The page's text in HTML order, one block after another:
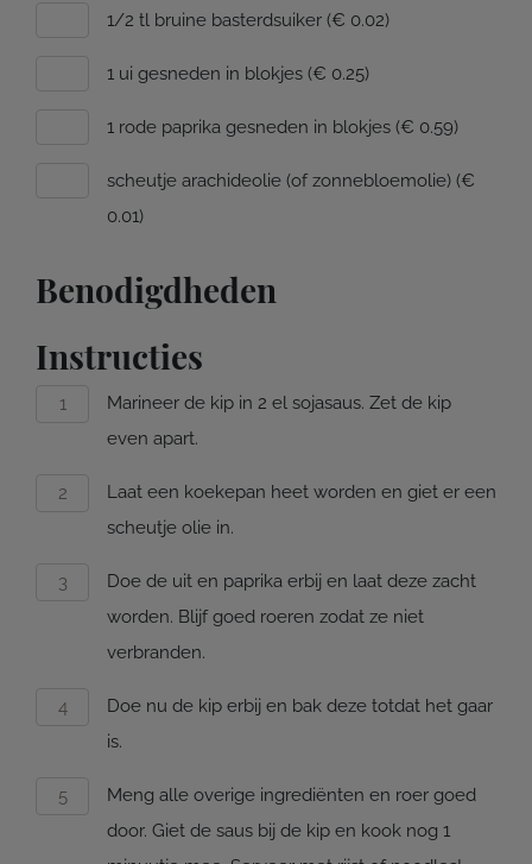
1/2 tl bruine basterdsuiker (€ 0.02)
1 ui gesneden in blokjes (€ 0.25)
1 rode paprika gesneden in blokjes (€ 0.59)
scheutje arachideolie (of zonnebloemolie) (€
0.01)
Benodigdheden
Instructies
Marineer de kip in 2 el sojasaus. Zet de kip
even apart.
Laat een koekepan heet worden en giet er een
scheutje olie in.
Doe de uit en paprika erbij en laat deze zacht
worden. Blijf goed roeren zodat ze niet
verbranden.
Doe nu de kip erbij en bak deze totdat het gaar
is.
Meng alle overige ingrediënten en roer goed
door. Giet de saus bij de kip en kook nog 1